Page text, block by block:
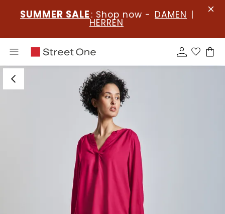
SUMMER SALE : Shop now - DAMEN |
HERREN